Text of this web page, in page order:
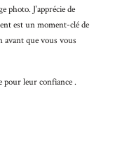
photo. J’apprécie de
est un moment-clé de
avant que vous vous
pour leur confiance .